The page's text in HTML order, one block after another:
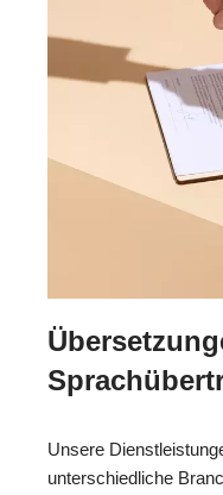
Unsere
unterschiedliche